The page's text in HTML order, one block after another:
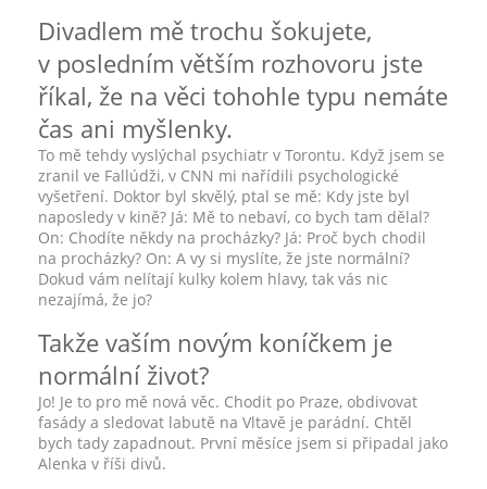
Divadlem mě trochu šokujete,
v posledním větším rozhovoru jste
říkal, že na věci tohohle typu nemáte
čas ani myšlenky.
To mě tehdy vyslýchal psychiatr v Torontu. Když jsem se
zranil ve Fallúdži, v CNN mi nařídili psychologické
vyšetření. Doktor byl skvělý, ptal se mě: Kdy jste byl
naposledy v kině? Já: Mě to nebaví, co bych tam dělal?
On: Chodíte někdy na procházky? Já: Proč bych chodil
na procházky? On: A vy si myslíte, že jste normální?
Dokud vám nelítají kulky kolem hlavy, tak vás nic
nezajímá, že jo?
Takže vaším novým koníčkem je
normální život?
Jo! Je to pro mě nová věc. Chodit po Praze, obdivovat
fasády a sledovat labutě na Vltavě je parádní. Chtěl
bych tady zapadnout. První měsíce jsem si připadal jako
Alenka v říši divů.